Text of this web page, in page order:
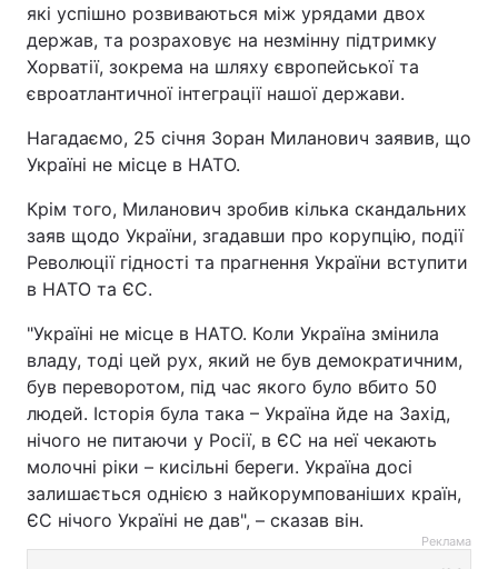
які успішно розвиваються між урядами двох
держав, та розраховує на незмінну підтримку
Хорватії, зокрема на шляху європейської та
євроатлантичної інтеграції нашої держави.
Нагадаємо, 25 січня Зоран Миланович заявив, що
Україні не місце в НАТО.
Крім того, Миланович зробив кілька скандальних
заяв щодо України, згадавши про корупцію, події
Революції гідності та прагнення України вступити
в НАТО та ЄС.
"Україні не місце в НАТО. Коли Україна змінила
владу, тоді цей рух, який не був демократичним,
був переворотом, під час якого було вбито 50
людей. Історія була така – Україна йде на Захід,
нічого не питаючи у Росії, в ЄС на неї чекають
молочні ріки – кисільні береги. Україна досі
залишається однією з найкорумпованіших країн,
ЄС нічого Україні не дав", – сказав він.
Реклама